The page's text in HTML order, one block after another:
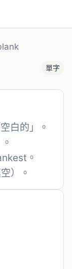
單字
白的」。
。
）。